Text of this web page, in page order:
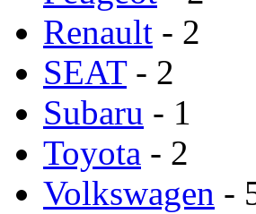
Renault - 2
SEAT- 2
Subaru - 1
Toyota - 2
Volkswagen -